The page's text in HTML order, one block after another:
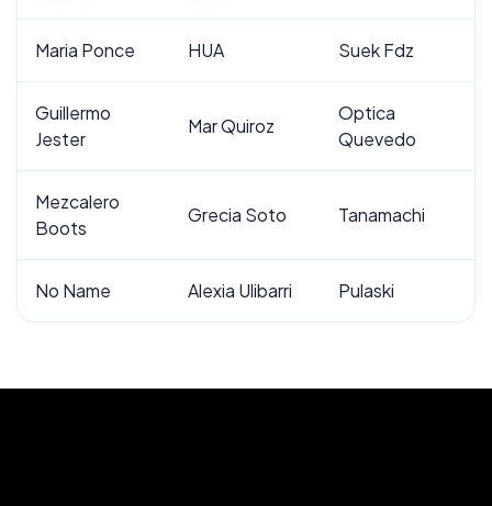
Maria Ponce HUA Suek Fdz
Guillermo
Jester
Mar Quiroz
Optica
Quevedo
Mezcalero
Boots
Grecia Soto Tanamachi
No Name Alexia Ulibarri Pulaski